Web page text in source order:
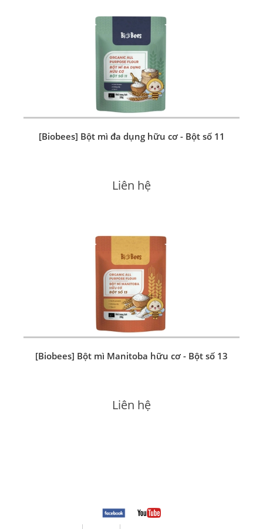
[Biobees] Bột mì đa dụng hữu cơ - Bột số 11
Liên hệ
[Biobees] Bột mì Manitoba hữu cơ - Bột số 13
Liên hệ